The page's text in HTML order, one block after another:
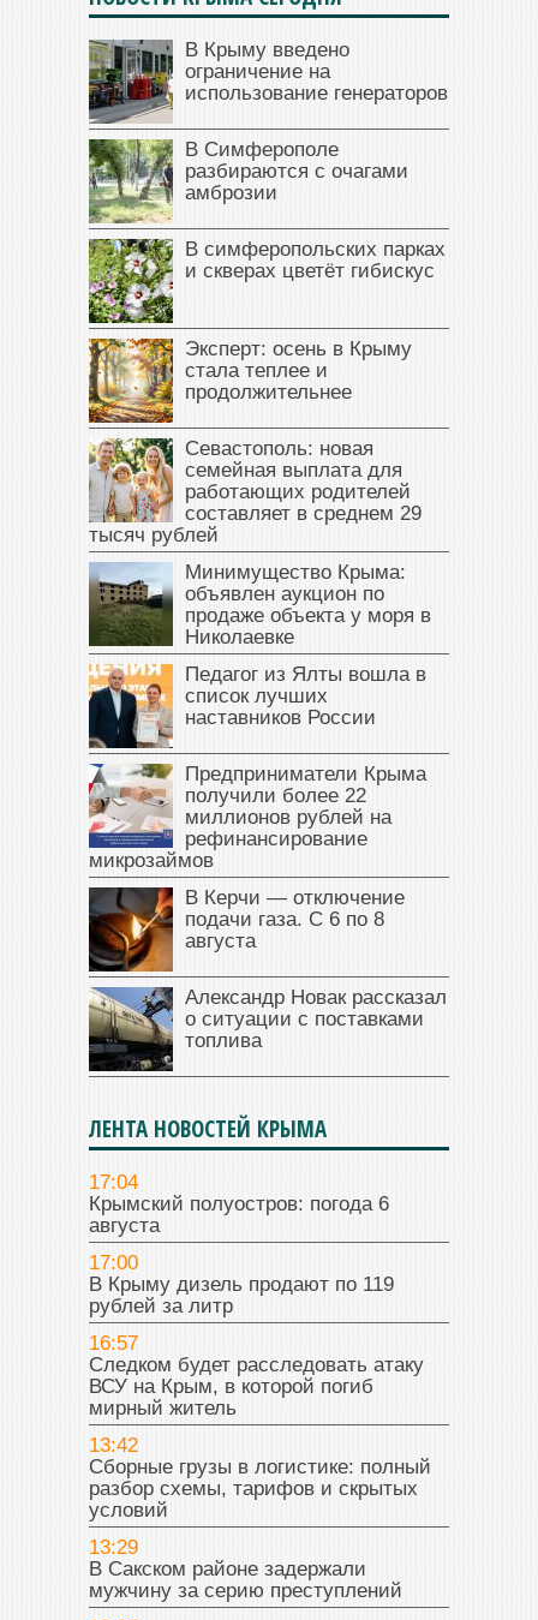
В Крыму введено
ограничение на
использование генераторов
В Симферополе
разбираются с очагами
амброзии
В симферопольских парках
и скверах цветёт гибискус
Эксперт: осень в Крыму
стала теплее и
продолжительнее
Севастополь: новая
семейная выплата для
работающих родителей
составляет в среднем 29
тысяч рублей
Минимущество Крыма:
объявлен аукцион по
продаже объекта у моря в
Николаевке
Педагог из Ялты вошла в
список лучших
наставников России
Предприниматели Крыма
получили более 22
миллионов рублей на
рефинансирование
микрозаймов
В Керчи — отключение
подачи газа. С 6 по 8
августа
Александр Новак рассказал
о ситуации с поставками
топлива
ЛЕНТА НОВОСТЕЙ КРЫМА
17:04
Крымский полуостров: погода 6
августа
17:00
В Крыму дизель продают по 119
рублей за литр
16:57
Следком будет расследовать атаку
ВСУ на Крым, в которой погиб
мирный житель
13:42
Сборные грузы в логистике: полный
разбор схемы, тарифов и скрытых
условий
13:29
В Сакском районе задержали
мужчину за серию преступлений